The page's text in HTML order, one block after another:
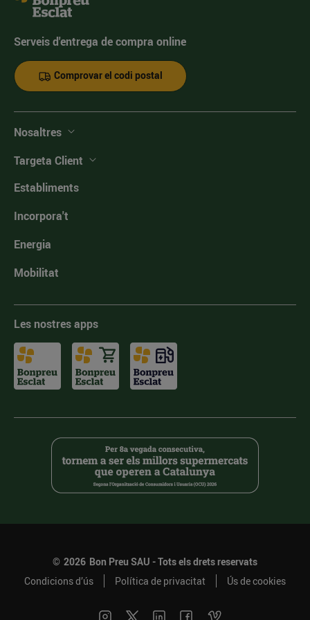
Serveis d'entrega de compra online
Comprovar el codi postal
Nosaltres
Targeta Client
Establiments
Incorpora't
Energia
Mobilitat
Les nostres apps
© 2026 Bon Preu SAU - Tots els drets reservats
Condicions d’ús
Política de privacitat Ús de cookies